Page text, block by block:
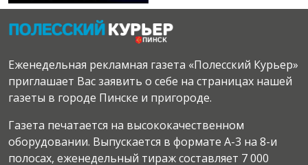
Еженедельная рекламная газета «Полесский Курьер»
приглашает Вас заявить о себе на страницах нашей
газеты в городе Пинске и пригороде.
Газета печатается на высококачественном
оборудовании. Выпускается в формате А-3 на 8-и
полосах, еженедельный тираж составляет 7 000